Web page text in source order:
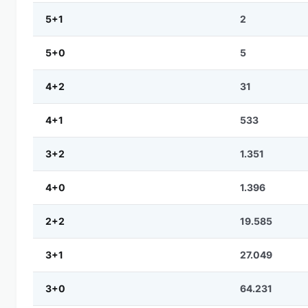
5+1 2
5+0 5
4+2 31
4+1 533
3+2 1.351
4+0 1.396
2+2 19.585
3+1 27.049
3+0 64.231